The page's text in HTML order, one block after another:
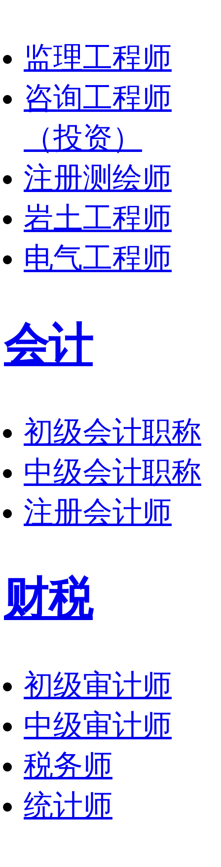
监理工程师
咨询工程师
（投资）
注册测绘师
岩土工程师
电气工程师
会计
初级会计职称
中级会计职称
注册会计师
财税
初级审计师
中级审计师
税务师
统计师